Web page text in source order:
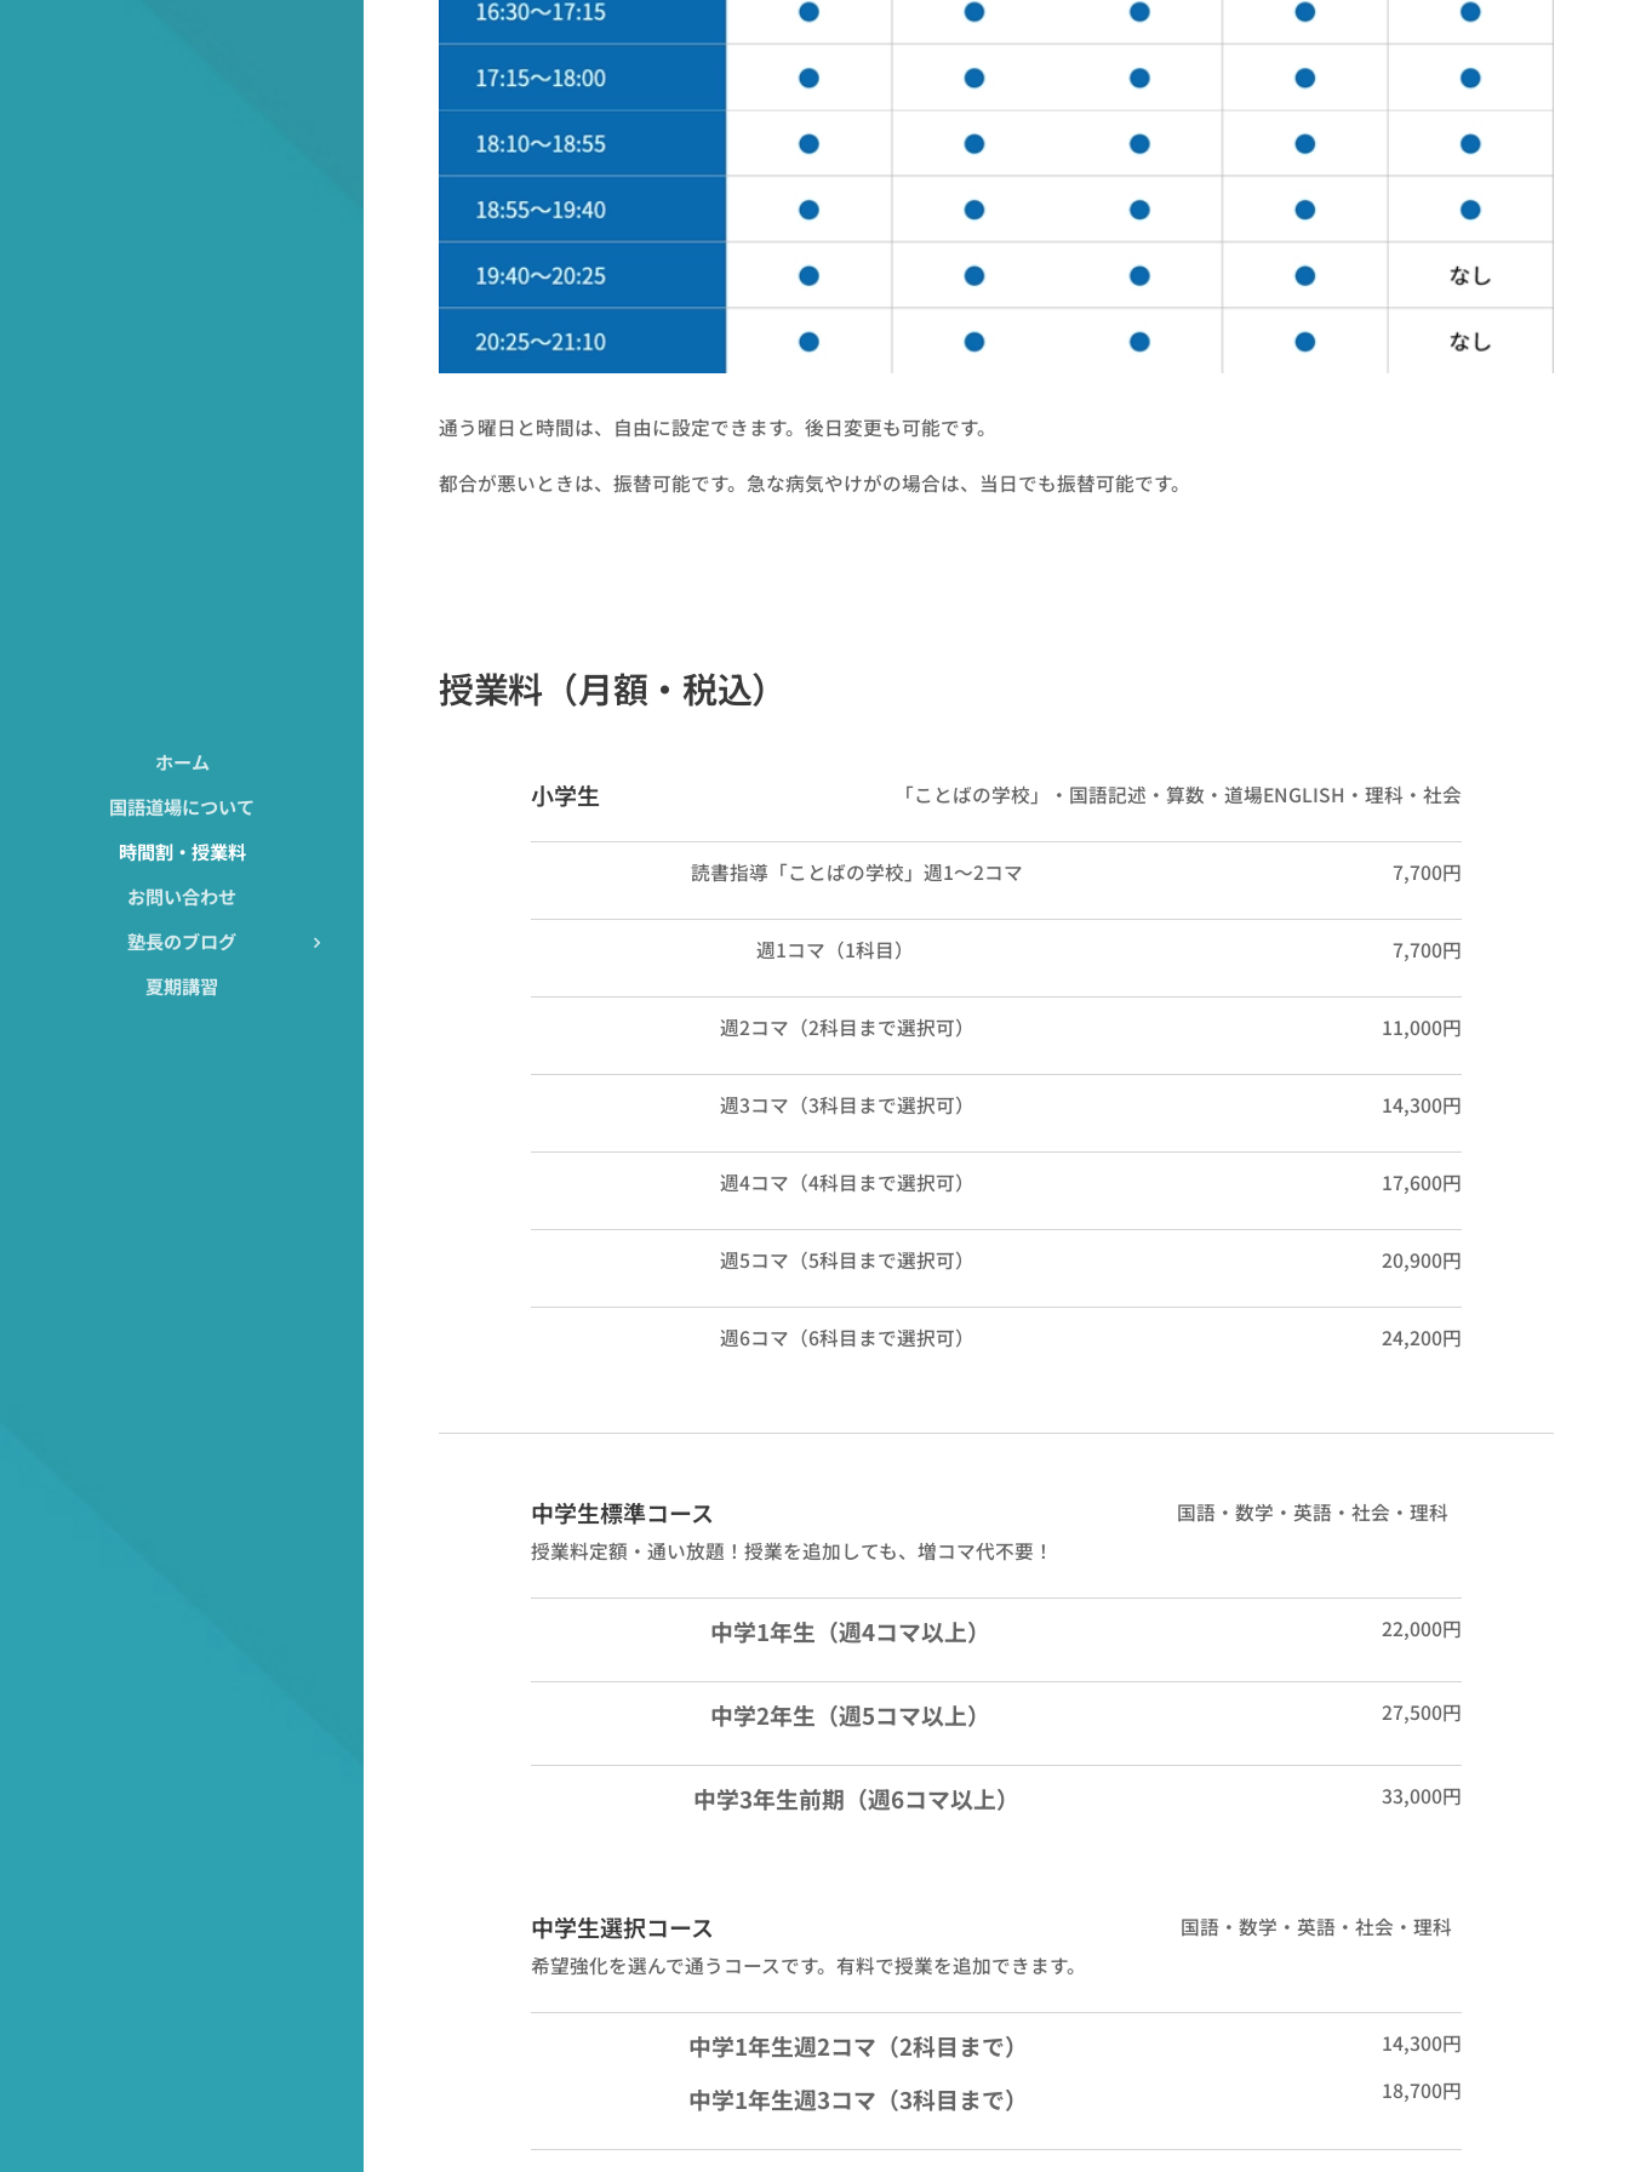
ホーム
国語道場について
時間割・授業料
お問い合わせ
塾長のブログ
夏期講習
通う曜日と時間は、自由に設定できます。後日変更も可能です。
都合が悪いときは、振替可能です。急な病気やけがの場合は、当日でも振替可能です。
授業料（月額・税込）
小学生 「ことばの学校」・国語記述・算数・道場ENGLISH・理科・社会
読書指導「ことばの学校」週1～2コマ 7,700円
週1コマ（1科目） 7,700円
週2コマ（2科目まで選択可） 11,000円
週3コマ（3科目まで選択可） 14,300円
週4コマ（4科目まで選択可） 17,600円
週5コマ（5科目まで選択可） 20,900円
週6コマ（6科目まで選択可） 24,200円
中学生標準コース
授業料定額・通い放題！授業を追加しても、増コマ代不要！
国語・数学・英語・社会・理科
中学1年生（週4コマ以上） 22,000円
中学2年生（週5コマ以上） 27,500円
中学3年生前期（週6コマ以上） 33,000円
中学生選択コース
希望強化を選んで通うコースです。有料で授業を追加できます。
国語・数学・英語・社会・理科
中学1年生週2コマ（2科目まで）
中学1年生週3コマ（3科目まで）
14,300円
18,700円